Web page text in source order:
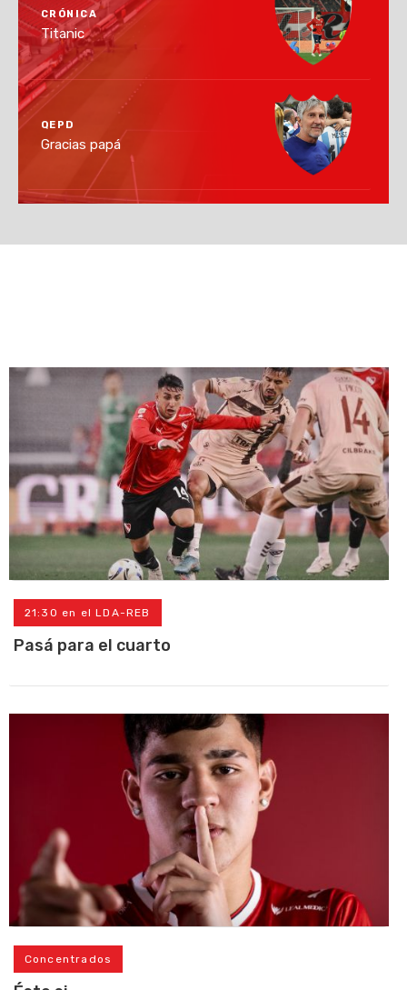
CRÓNICA
Titanic
QEPD
Gracias papá
21:30 en el LDA-REB
Pasá para el cuarto
Concentrados